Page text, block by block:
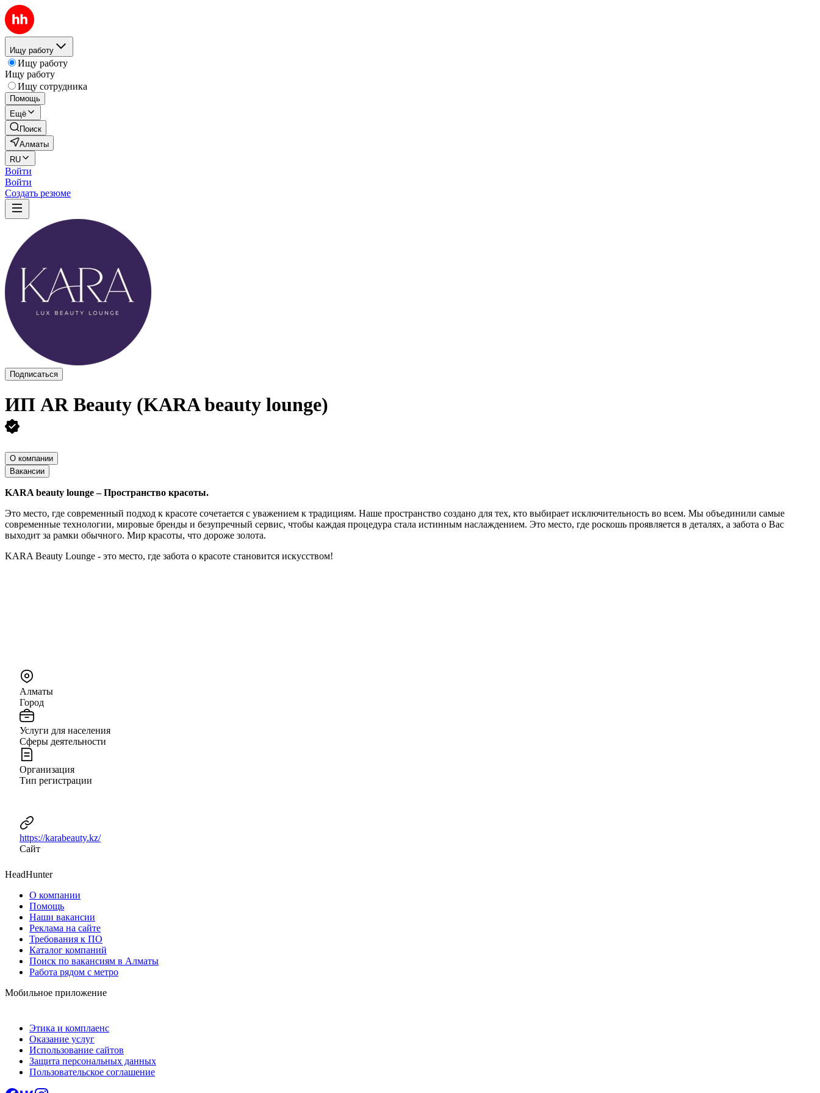
Ищу работу
Ищу работу
Ищу работу
Ищу сотрудника
Помощь
Ещё
Поиск
Алматы
RU
Войти
Войти
Создать резюме
Подписаться
ИП AR Beauty (KARA beauty lounge)
О компании
Вакансии
KARA beauty lounge – Пространство красоты.
Это место, где современный подход к красоте сочетается с уважением к традициям. Наше пространство создано для тех, кто выбирает исключительность во всем. Мы объединили самые
современные технологии, мировые бренды и безупречный сервис, чтобы каждая процедура стала истинным наслаждением. Это место, где роскошь проявляется в деталях, а забота о Вас
выходит за рамки обычного. Мир красоты, что дороже золота.
KARA Beauty Lounge - это место, где забота о красоте становится искусством!
Алматы
Город
Услуги для населения
Сферы деятельности
Организация
Тип регистрации
https://karabeauty.kz/
Сайт
HeadHunter
О компании
Помощь
Наши вакансии
Реклама на сайте
Требования к ПО
Каталог компаний
Поиск по вакансиям в Алматы
Работа рядом с метро
Мобильное приложение
Этика и комплаенс
Оказание услуг
Использование сайтов
Защита персональных данных
Пользовательское соглашение